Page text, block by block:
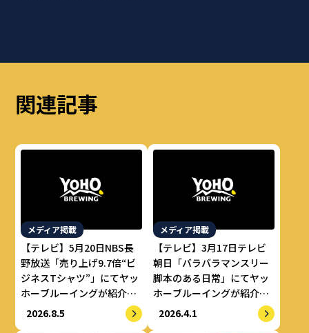
関連記事
メディア掲載
【テレビ】5月20日NBS長
野放送「売り上げ9.7倍“ビ
ジネスTシャツ”」にてヤッ
ホーブルーイングが紹介さ
れました。
2026.8.5
メディア掲載
【テレビ】3月17日テレビ
朝日「バラバラマンスリー
脚本のある日常」にてヤッ
ホーブルーイングが紹介さ
れました。
2026.4.1